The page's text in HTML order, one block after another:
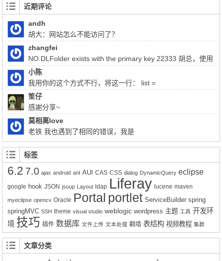
的API等。 jsoup 是一款 Java 的HTML 解析
容。它提供了一套非常省力的API，可通过D
近期评论
andh
胡大：网站怎么不能访问了？
zhangfei
NO DLFolder exists with the primary key 22333 胡总，使用
liferay上传文件报了这个错，该怎么解决
小陈
我用你的这个方式不行，将这一行： list =
(List)QueryUtil.list(q, getDialect(),start, end, false); 注释掉换成：
list = q.list();前面的：Query q = session.createQuery(sql); 换成
Query q = session.createSQLQuery(HQL).addEntity("这里是xx-
service.xml的名称", 类名Impl.class);就可以实现查询功能了。但是
有个问题就是只能得到该类的所有属性所对应的值，其它类的值无
法获得。比如我们的sql写联查就只能得到其中一张表的数据而不是
该SQL语句查询到的所有数据。求教该如何解决的好呢？
笙仔
感謝分享~
莫相离love
老铁 我也遇到了相同的错误，我是
Liferay7.0.4+openldap2.4报的这个错，请问你解决了吗？
标签
6.2 7.0 ajax android ant AUI CAS CSS dialog DynamicQuery eclipse
google hook JSON jsoup Layout ldap Liferay lucene maven
myeclipse opencv Oracle Portal portlet ServiceBuilder spring
springMVC SSH theme visual studio weblogic wordpress 主题 工具 开发环
境 技巧 插件 数据库 文件上传 文本处理 翻墙 表结构 视频教程 集群
文章分类